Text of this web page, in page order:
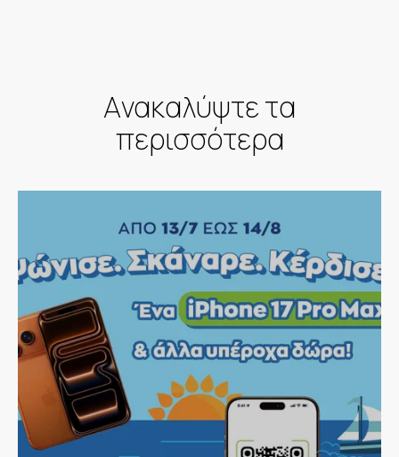
Aνακαλύψτε τα
περισσότερα